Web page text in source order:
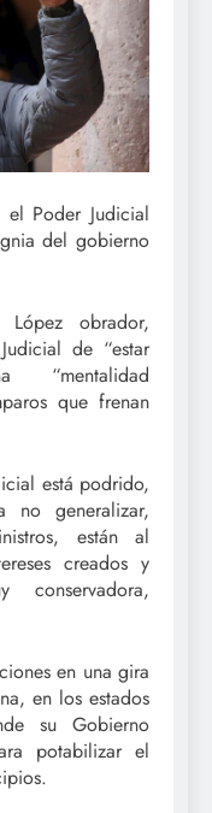
Poder Judicial
del gobierno
López obrador,
de “estar
que frenan
está podrido,
no generalizar,
están al
creados y
en una gira
en los estados
su Gobierno
potabilizar el